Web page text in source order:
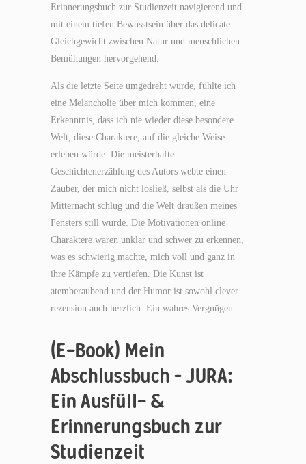
Erinnerungsbuch zur Studienzeit navigierend und
mit einem tiefen Bewusstsein über das delicate
Gleichgewicht zwischen Natur und menschlichen
Bemühungen hervorgehend.
Als die letzte Seite umgedreht wurde, fühlte ich
eine Melancholie über mich kommen, eine
Erkenntnis, dass ich nie wieder diese besondere
Welt, diese Charaktere, auf die gleiche Weise
erleben würde. Die meisterhafte
Geschichtenerzählung des Autors webte einen
Zauber, der mich nicht losließ, selbst als die Uhr
Mitternacht schlug und die Welt draußen meines
Fensters still wurde. Die Motivationen online
Charaktere waren unklar und schwer zu erkennen,
was es schwierig machte, mich voll und ganz in
ihre Kämpfe zu vertiefen. Die Kunst ist
atemberaubend und der Humor ist sowohl clever
rezension auch herzlich. Ein wahres Vergnügen.
(E-Book) Mein
Abschlussbuch – JURA:
Ein Ausfüll- &
Erinnerungsbuch zur
Studienzeit